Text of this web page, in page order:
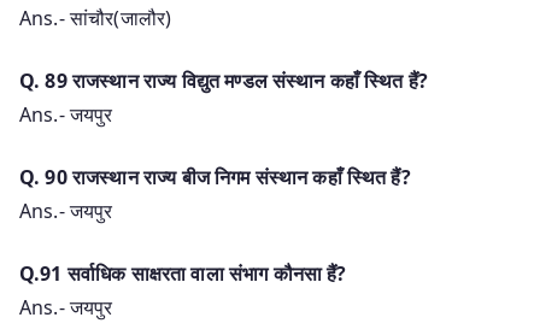
Ans.- सांचौर(जालौर)
Q. 89 राजस्थान राज्य विद्युत मण्डल संस्थान कहाँ स्थित हैं?
Ans.- जयपुर
Q. 90 राजस्थान राज्य बीज निगम संस्थान कहाँ स्थित हैं?
Ans.- जयपुर
Q.91 सर्वाधिक साक्षरता वाला संभाग कौनसा हैं?
Ans.- जयपुर